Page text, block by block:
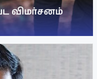
விமர்சனம்